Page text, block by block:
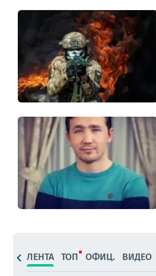
ЛЕНТА ТОП ОФИЦ. ВИДЕО